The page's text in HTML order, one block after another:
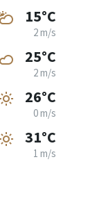
15°C
2 m/s
25°C
2 m/s
26°C
0 m/s
31°C
1 m/s